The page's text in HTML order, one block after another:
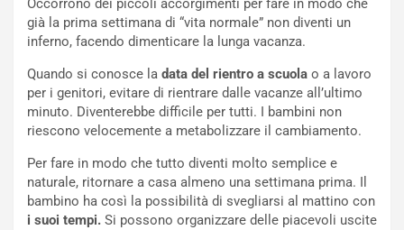
Occorrono dei piccoli accorgimenti per fare in modo che
già la prima settimana di “vita normale” non diventi un
inferno, facendo dimenticare la lunga vacanza.
Quando si conosce la data del rientro a scuola o a lavoro
per i genitori, evitare di rientrare dalle vacanze all’ultimo
minuto. Diventerebbe difficile per tutti. I bambini non
riescono velocemente a metabolizzare il cambiamento.
Per fare in modo che tutto diventi molto semplice e
naturale, ritornare a casa almeno una settimana prima. Il
bambino ha così la possibilità di svegliarsi al mattino con
i suoi tempi. Si possono organizzare delle piacevoli uscite